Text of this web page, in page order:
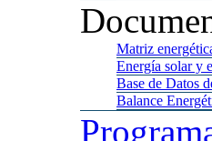
Matriz
Energía solar y
Base de Datos
Balance